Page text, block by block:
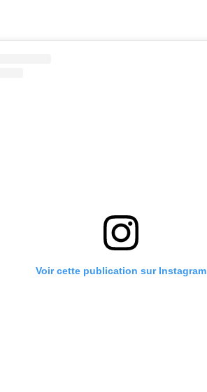
Voir cette publication sur Instagram